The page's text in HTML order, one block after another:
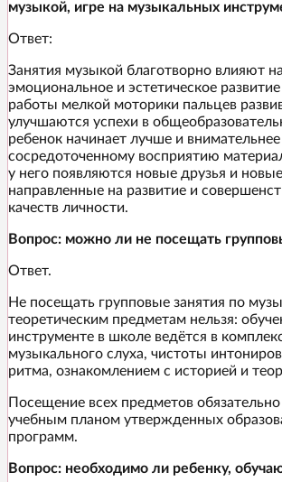
музыкой, игре на музыкальных
Ответ:
Занятия музыкой благотворно влияют
эмоциональное и эстетическое
работы мелкой моторики пальцев
улучшаются успехи в
ребенок начинает лучше и
сосредоточенному восприятию
у него появляются новые друзья и
направленные на развитие и
качеств личности.
Вопрос: можно ли не посещать
Ответ.
Не посещать групповые занятия по
теоретическим предметам нельзя:
инструменте в школе ведётся в
музыкального слуха, чистоты
ритма, ознакомлением с историей и
Посещение всех предметов обязательно
учебным планом утвержденных
программ.
Вопрос: необходимо ли ребенку,